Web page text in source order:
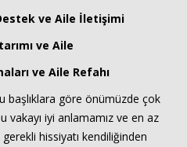
ve Aile İletişimi
ve Aile
ve Aile Refahı
başlıklara göre önümüzde çok
vakayı iyi anlamamız ve en az
hissiyatı kendiliğinden